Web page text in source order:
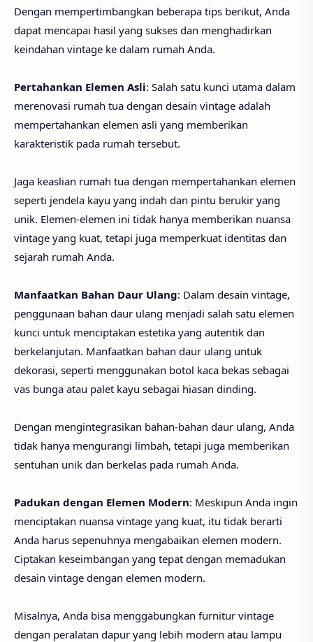
Dengan mempertimbangkan beberapa tips berikut, Anda
dapat mencapai hasil yang sukses dan menghadirkan
keindahan vintage ke dalam rumah Anda.
Pertahankan Elemen Asli: Salah satu kunci utama dalam
merenovasi rumah tua dengan desain vintage adalah
mempertahankan elemen asli yang memberikan
karakteristik pada rumah tersebut.
Jaga keaslian rumah tua dengan mempertahankan elemen
seperti jendela kayu yang indah dan pintu berukir yang
unik. Elemen-elemen ini tidak hanya memberikan nuansa
vintage yang kuat, tetapi juga memperkuat identitas dan
sejarah rumah Anda.
Manfaatkan Bahan Daur Ulang: Dalam desain vintage,
penggunaan bahan daur ulang menjadi salah satu elemen
kunci untuk menciptakan estetika yang autentik dan
berkelanjutan. Manfaatkan bahan daur ulang untuk
dekorasi, seperti menggunakan botol kaca bekas sebagai
vas bunga atau palet kayu sebagai hiasan dinding.
Dengan mengintegrasikan bahan-bahan daur ulang, Anda
tidak hanya mengurangi limbah, tetapi juga memberikan
sentuhan unik dan berkelas pada rumah Anda.
Padukan dengan Elemen Modern: Meskipun Anda ingin
menciptakan nuansa vintage yang kuat, itu tidak berarti
Anda harus sepenuhnya mengabaikan elemen modern.
Ciptakan keseimbangan yang tepat dengan memadukan
desain vintage dengan elemen modern.
Misalnya, Anda bisa menggabungkan furnitur vintage
dengan peralatan dapur yang lebih modern atau lampu